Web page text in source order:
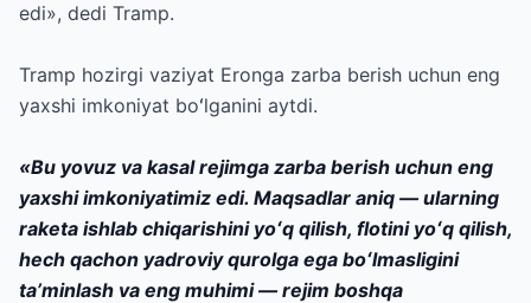
edi», dedi Tramp.
Tramp hozirgi vaziyat Eronga zarba berish uchun eng
yaxshi imkoniyat boʻlganini aytdi.
«Bu yovuz va kasal rejimga zarba berish uchun eng
yaxshi imkoniyatimiz edi. Maqsadlar aniq — ularning
raketa ishlab chiqarishini yoʻq qilish, flotini yoʻq qilish,
hech qachon yadroviy qurolga ega boʻlmasligini
taʼminlash va eng muhimi — rejim boshqa